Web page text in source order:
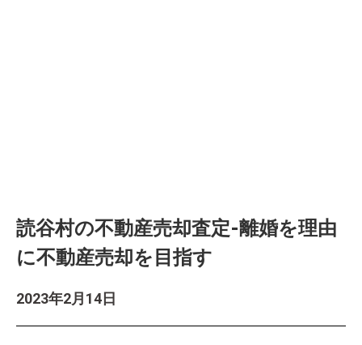
読谷村の不動産売却査定-離婚を理由
に不動産売却を目指す
2023年2月14日